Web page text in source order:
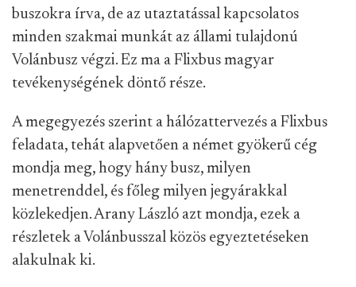
buszokra írva, de az utaztatással kapcsolatos
minden szakmai munkát az állami tulajdonú
Volánbusz végzi. Ez ma a Flixbus magyar
tevékenységének döntő része.
A megegyezés szerint a hálózattervezés a Flixbus
feladata, tehát alapvetően a német gyökerű cég
mondja meg, hogy hány busz, milyen
menetrenddel, és főleg milyen jegyárakkal
közlekedjen. Arany László azt mondja, ezek a
részletek a Volánbusszal közös egyeztetéseken
alakulnak ki.